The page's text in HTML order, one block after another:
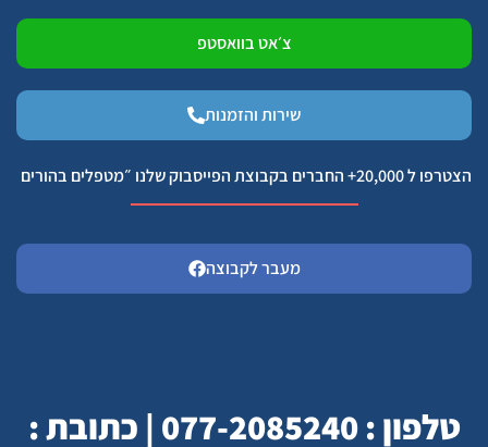
צ׳אט בוואסטפ
שירות והזמנות
הצטרפו ל 20,000+ החברים בקבוצת הפייסבוק שלנו ״מטפלים בהורים
מעבר לקבוצה
טלפון : 077-2085240 | כתובת :